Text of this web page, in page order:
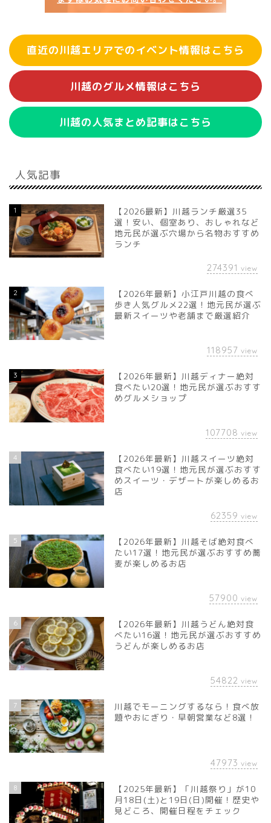
直近の川越エリアでのイベント情報はこちら
川越のグルメ情報はこちら
川越の人気まとめ記事はこちら
人気記事
1
【2026最新】川越ランチ厳選35
選！安い、個室あり、おしゃれなど
地元民が選ぶ穴場から名物おすすめ
ランチ
274391 view
2
【2026年最新】小江戸川越の食べ
歩き人気グルメ22選！地元民が選ぶ
最新スイーツや老舗まで厳選紹介
118957 view
3
【2026年最新】川越ディナー絶対
食べたい20選！地元民が選ぶおすす
めグルメショップ
107708 view
4
【2026年最新】川越スイーツ絶対
食べたい19選！地元民が選ぶおすす
めスイーツ・デザートが楽しめるお
店
62359 view
5
【2026年最新】川越そば絶対食べ
たい17選！地元民が選ぶおすすめ蕎
麦が楽しめるお店
57900 view
6
【2026年最新】川越うどん絶対食
べたい16選！地元民が選ぶおすすめ
うどんが楽しめるお店
54822 view
7
川越でモーニングするなら！食べ放
題やおにぎり・早朝営業など8選！
47973 view
8
【2025年最新】「川越祭り」が10
月18日(土)と19日(日)開催！歴史や
見どころ、開催日程をチェック